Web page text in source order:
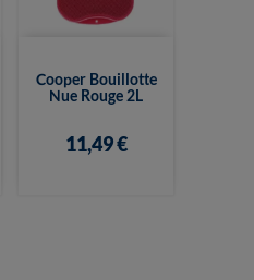
Cooper Bouillotte
Nue Rouge 2L
11,49 €